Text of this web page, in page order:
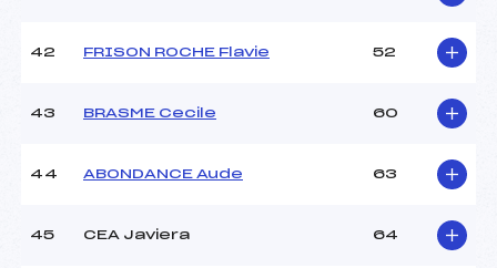
42 FRISON ROCHE Flavie 52
43 BRASME Cecile 60
44 ABONDANCE Aude 63
45 CEA Javiera 64